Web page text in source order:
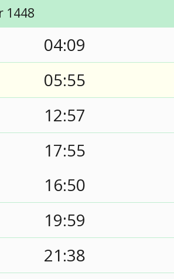
1448
04:09
05:55
12:57
17:55
16:50
19:59
21:38